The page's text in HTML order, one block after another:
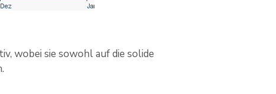
wobei sie sowohl auf die solide